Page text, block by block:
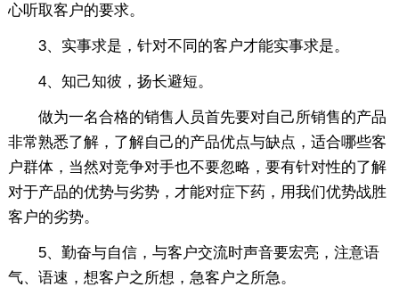
心听取客户的要求。
3、实事求是，针对不同的客户才能实事求是。
4、知己知彼，扬长避短。
做为一名合格的销售人员首先要对自己所销售的产品
非常熟悉了解，了解自己的产品优点与缺点，适合哪些客
户群体，当然对竞争对手也不要忽略，要有针对性的了解
对于产品的优势与劣势，才能对症下药，用我们优势战胜
客户的劣势。
5、勤奋与自信，与客户交流时声音要宏亮，注意语
气、语速，想客户之所想，急客户之所急。